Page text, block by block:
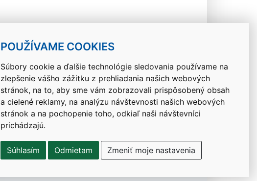
POUŽÍVAME COOKIES
Súbory cookie a ďalšie technológie sledovania používame na
zlepšenie vášho zážitku z prehliadania našich webových
stránok, na to, aby sme vám zobrazovali prispôsobený obsah
a cielené reklamy, na analýzu návštevnosti našich webových
stránok a na pochopenie toho, odkiaľ naši návštevníci
prichádzajú.
Súhlasím Odmietam Zmeniť moje nastavenia
Návrat hore